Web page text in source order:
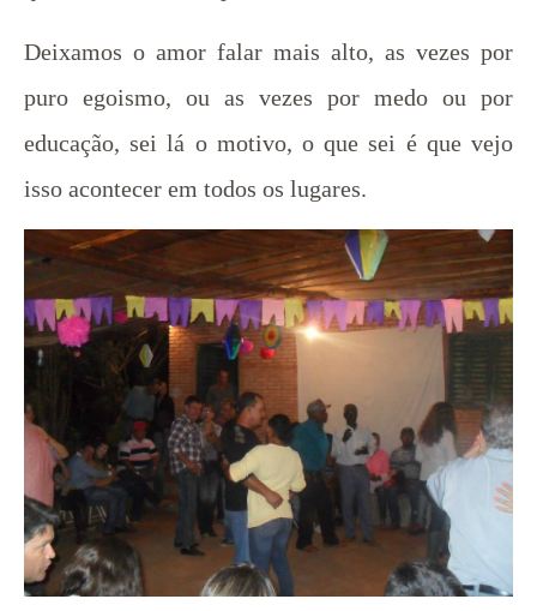
Deixamos o amor falar mais alto, as vezes por
puro egoismo, ou as vezes por medo ou por
educação, sei lá o motivo, o que sei é que vejo
isso acontecer em todos os lugares.